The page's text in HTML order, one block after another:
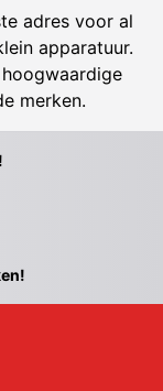
adres voor al
apparatuur.
merken.